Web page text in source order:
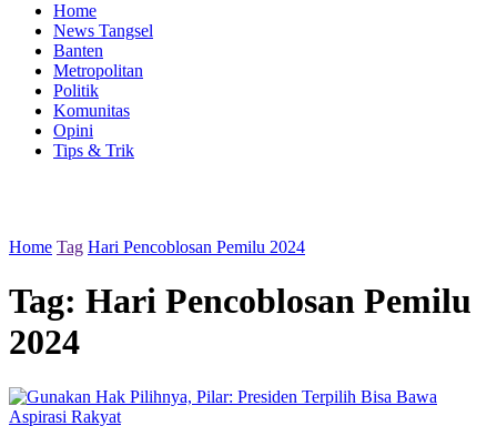
Home
News Tangsel
Banten
Metropolitan
Politik
Komunitas
Opini
Tips & Trik
Home Tag Hari Pencoblosan Pemilu 2024
Tag: Hari Pencoblosan Pemilu
2024